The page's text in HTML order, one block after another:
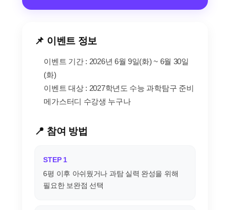
📌 이벤트 정보
이벤트 기간 : 2026년 6월 9일(화) ~ 6월 30일
(화)
이벤트 대상 : 2027학년도 수능 과학탐구 준비
메가스터디 수강생 누구나
📍 참여 방법
STEP 1
6평 이후 아쉬웠거나 과탐 실력 완성을 위해
필요한 보완점 선택